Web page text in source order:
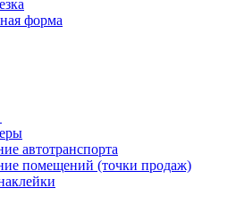
форма
автотранспорта
помещений (точки продаж)